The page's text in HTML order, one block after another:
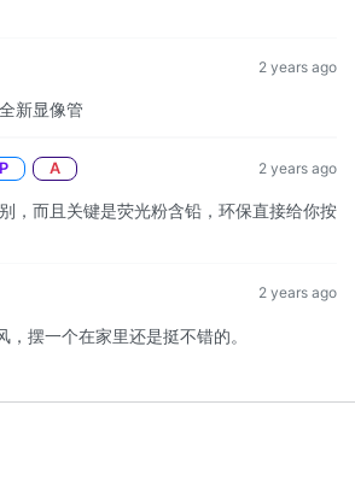
2 years ago
新显像管
A 2 years ago
，而且关键是荧光粉含铅，环保直接给你按
2 years ago
摆一个在家里还是挺不错的。